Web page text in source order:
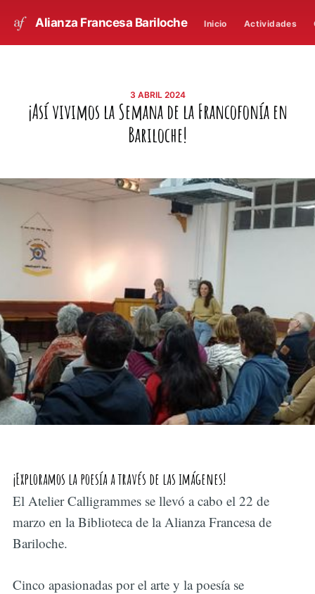
Alianza Francesa Bariloche Inicio Actividades
3 ABRIL 2024
¡Así vivimos la Semana de la Francofonía en
Bariloche!
¡Exploramos la poesía a través de las imágenes!
El Atelier Calligrammes se llevó a cabo el 22 de
marzo en la Biblioteca de la Alianza Francesa de
Bariloche.
Cinco apasionadas por el arte y la poesía se